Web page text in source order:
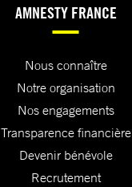
AMNESTY FRANCE
Nous connaître
Notre organisation
Nos engagements
Transparence financière
Devenir bénévole
Recrutement